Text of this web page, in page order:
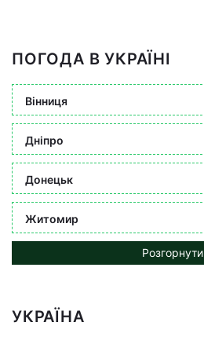
ПОГОДА В УКРАЇНІ
Вінниця
Дніпро
Донецьк
Житомир
Розгорнути
УКРАЇНА